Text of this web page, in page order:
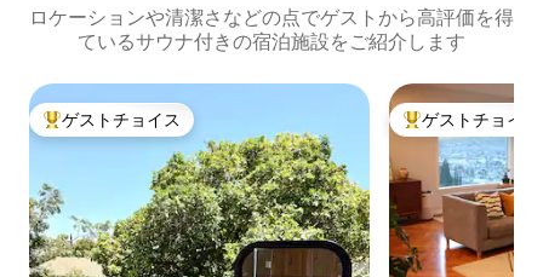
ロケーションや清潔さなどの点でゲストから高評価を得
ているサウナ付きの宿泊施設をご紹介します
大好評のゲストチョイスです。
ゲストチョイス 大好評のゲスト
ゲストチョイス